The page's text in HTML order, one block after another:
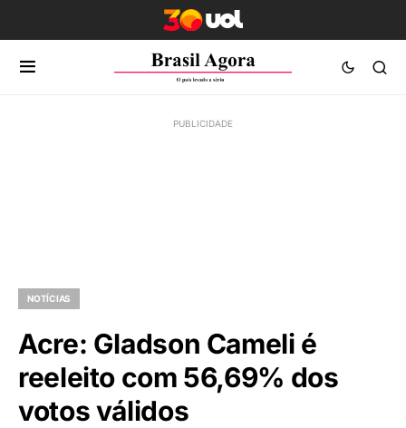
NOTÍCIAS
Acre: Gladson Cameli é
reeleito com 56,69% dos
votos válidos